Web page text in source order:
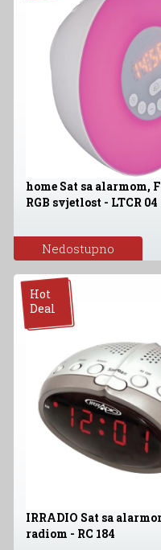
home Sat sa alarmom,
RGB svjetlost - LTCR 04
Nedostupno
Hot
Deal
IRRADIO Sat sa
radiom - RC 184